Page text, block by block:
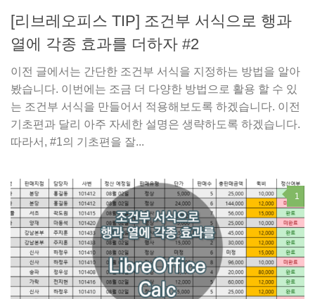
[리브레오피스 TIP] 조건부 서식으로 행과
열에 각종 효과를 더하자 #2
이전 글에서는 간단한 조건부 서식을 지정하는 방법을 알아
봤습니다. 이번에는 조금 더 다양한 방법으로 활용 할 수 있
는 조건부 서식을 만들어서 적용해보도록 하겠습니다. 이전
기초편과 달리 아주 자세한 설명은 생략하도록 하겠습니다.
따라서, #1의 기초편을 잘...
1